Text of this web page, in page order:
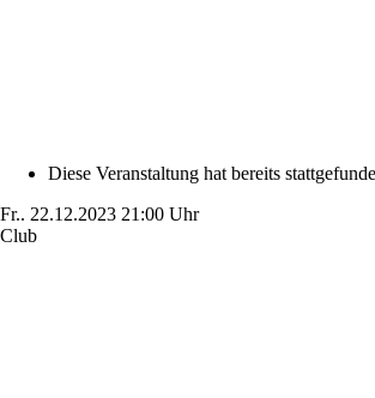
Diese Veranstaltung hat bereits
Fr.. 22.12.2023 21:00 Uhr
Club